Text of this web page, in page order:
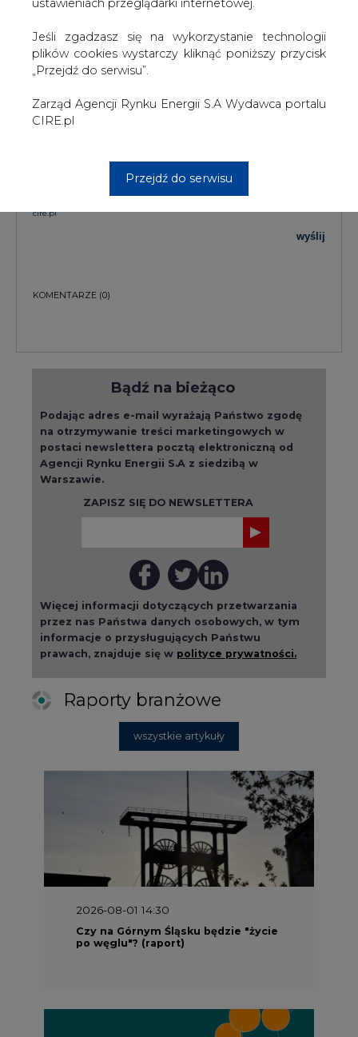
Jeśli zgadzasz się na wykorzystanie technologii
plików cookies wystarczy kliknąć poniższy przycisk
„Przejdź do serwisu”.
Zarząd Agencji Rynku Energii S.A Wydawca portalu
CIRE.pl
Przejdź do serwisu
cire.pl
wyślij
KOMENTARZE (0)
Bądź na bieżąco
Podając adres e-mail wyrażają Państwo zgodę
na otrzymywanie treści marketingowych w
postaci newslettera pocztą elektroniczną od
Agencji Rynku Energii S.A z siedzibą w
Warszawie.
ZAPISZ SIĘ DO NEWSLETTERA
Więcej informacji dotyczących przetwarzania
przez nas Państwa danych osobowych, w tym
informacje o przysługujących Państwu
prawach, znajduje się w polityce prywatności.
Raporty branżowe
wszystkie artykuły
2026-08-01 14:30
Czy na Górnym Śląsku będzie "życie
po węglu"? (raport)